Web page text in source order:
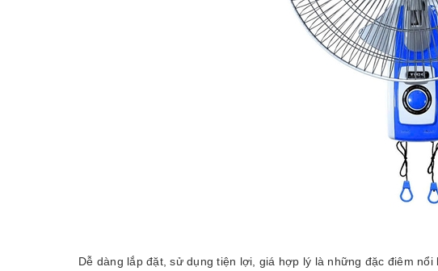
Dễ dàng lắp đặt, sử dụng tiện lợi, giá hợp lý là những đặc điêm nổi